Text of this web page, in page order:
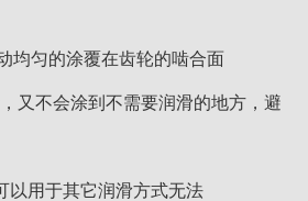
均匀的涂覆在齿轮的啮合面
又不会涂到不需要润滑的地方，避
以用于其它润滑方式无法